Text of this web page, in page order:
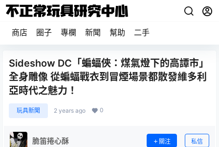
商店 圈子 專欄 新聞 幫助 二手
Sideshow DC「蝙蝠俠：煤氣燈下的高譚市」
全身雕像 從蝙蝠戰衣到冒煙場景都散發維多利
亞時代之魅力！
玩具新聞 2 years ago 0
脆笛捲心酥 關注 私信